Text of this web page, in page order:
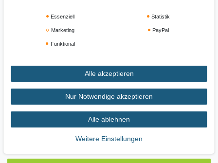
Impressum Daten­schutz­erklärung AGB
Widerrufs­recht Vertrag widerrufen
Essenziell Statistik
Marketing PayPal
Funktional
Alle akzeptieren
Nur Notwendige akzeptieren
Alle ablehnen
Weitere Einstellungen